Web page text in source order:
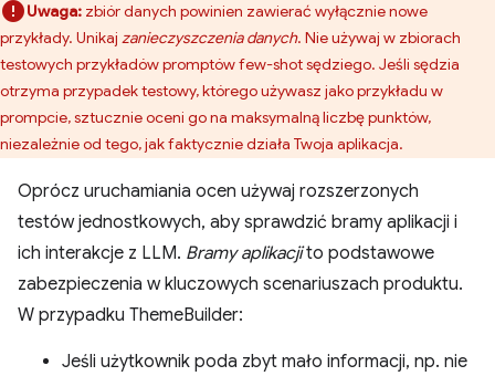
Uwaga: zbiór danych powinien zawierać wyłącznie nowe
przykłady. Unikaj zanieczyszczenia danych. Nie używaj w zbiorach
testowych przykładów promptów few-shot sędziego. Jeśli sędzia
otrzyma przypadek testowy, którego używasz jako przykładu w
prompcie, sztucznie oceni go na maksymalną liczbę punktów,
niezależnie od tego, jak faktycznie działa Twoja aplikacja.
Oprócz uruchamiania ocen używaj rozszerzonych
testów jednostkowych, aby sprawdzić bramy aplikacji i
ich interakcje z LLM. Bramy aplikacjito podstawowe
zabezpieczenia w kluczowych scenariuszach produktu.
W przypadku ThemeBuilder:
Jeśli użytkownik poda zbyt mało informacji, np. nie